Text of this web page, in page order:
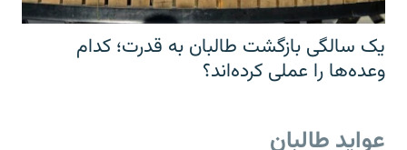
یک سالگی بازگشت طالبان به قدرت؛ کدام
وعده‌ها را عملی کرده‌اند؟
عواید طالبان